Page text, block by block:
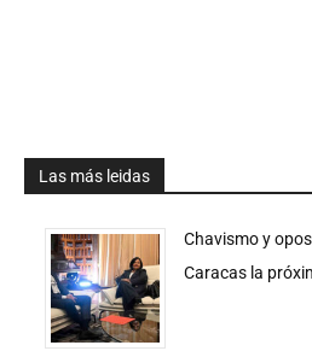
Las más leidas
Chavismo y
Caracas la